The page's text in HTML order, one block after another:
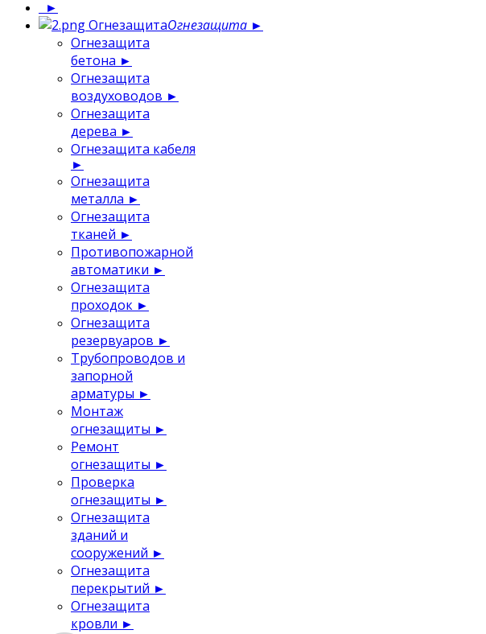
►
ОгнезащитаОгнезащита ►
Огнезащита
бетона ►
Огнезащита
воздуховодов ►
Огнезащита
дерева ►
Огнезащита кабеля
►
Огнезащита
металла ►
Огнезащита
тканей ►
Противопожарной
автоматики ►
Огнезащита
проходок ►
Огнезащита
резервуаров ►
Трубопроводов и
запорной
арматуры ►
Монтаж
огнезащиты ►
Ремонт
огнезащиты ►
Проверка
огнезащиты ►
Огнезащита
зданий и
сооружений ►
Огнезащита
перекрытий ►
Огнезащита
кровли ►